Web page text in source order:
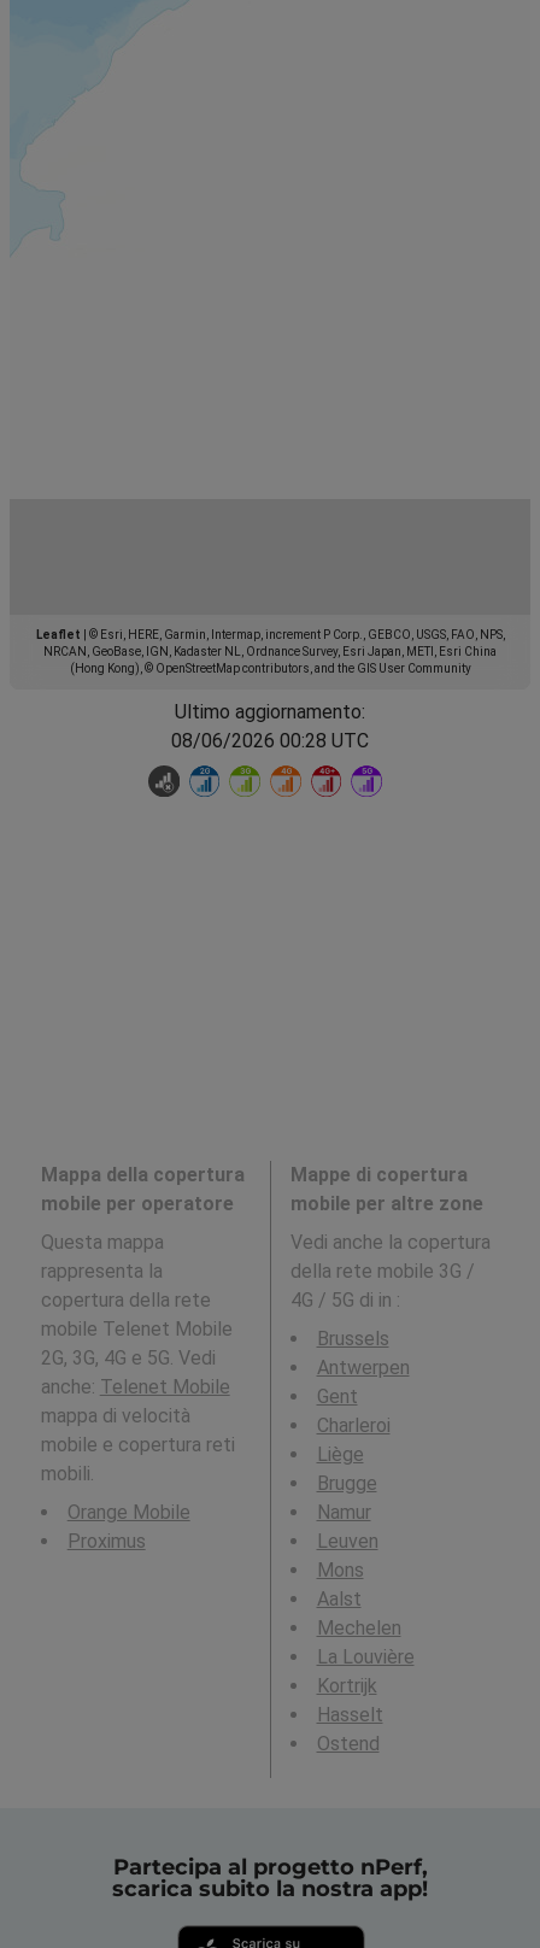
Leaflet
© Esri, HERE, Garmin, Intermap, increment P Corp., GEBCO, USGS, FAO, NPS,
NRCAN, GeoBase, IGN, Kadaster NL, Ordnance Survey, Esri Japan, METI, Esri China
(Hong Kong), © OpenStreetMap contributors, and the GIS User Community
Ultimo aggiornamento:
08/06/2026 00:28 UTC
Mappa della copertura
mobile per operatore
Questa mappa
rappresenta la
copertura della rete
mobile Telenet Mobile
2G, 3G, 4G e 5G. Vedi
anche: Telenet Mobile
mappa di velocità
mobile e copertura reti
mobili.
Orange Mobile
Proximus
Mappe di copertura
mobile per altre zone
Vedi anche la copertura
della rete mobile 3G /
4G / 5G di in :
Brussels
Antwerpen
Gent
Charleroi
Liège
Brugge
Namur
Leuven
Mons
Aalst
Mechelen
La Louvière
Kortrijk
Hasselt
Ostend
Partecipa al progetto nPerf,
scarica subito la nostra app!